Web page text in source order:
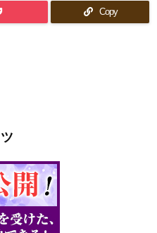
Copy